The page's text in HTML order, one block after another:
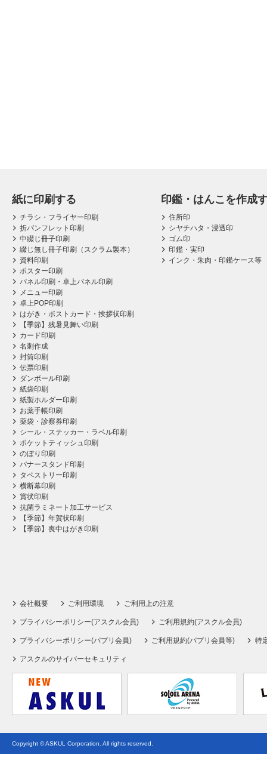
紙に印刷する
チラシ・フライヤー印刷
折パンフレット印刷
中綴じ冊子印刷
綴じ無し冊子印刷（スクラム製本）
資料印刷
ポスター印刷
パネル印刷・卓上パネル印刷
メニュー印刷
卓上POP印刷
はがき・ポストカード・挨拶状印刷
【季節】残暑見舞い印刷
カード印刷
名刺作成
封筒印刷
伝票印刷
ダンボール印刷
紙袋印刷
紙製ホルダー印刷
お薬手帳印刷
薬袋・診察券印刷
シール・ステッカー・ラベル印刷
ポケットティッシュ印刷
のぼり印刷
バナースタンド印刷
タペストリー印刷
横断幕印刷
賞状印刷
抗菌ラミネート加工サービス
【季節】年賀状印刷
【季節】喪中はがき印刷
印鑑・はんこを作成
住所印
シヤチハタ・浸透印
ゴム印
印鑑・実印
インク・朱肉・印鑑ケース等
会社概要 ご利用環境 ご利用上の注意
プライバシーポリシー(アスクル会員) ご利用規約(アスクル会員)
プライバシーポリシー(パプリ会員) ご利用規約(パプリ会員等) 特
アスクルのサイバーセキュリティ
Copyright © ASKUL Corporation. All rights reserved.